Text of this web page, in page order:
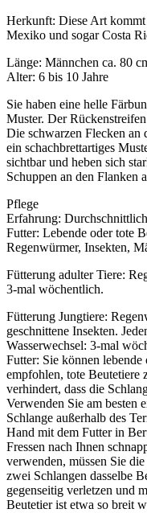
Herkunft: Diese Art
Mexiko und sogar Costa
Länge: Männchen ca. 80
Alter: 6 bis 10 Jahre
Sie haben eine helle
Muster. Der
Die schwarzen Flecken an
ein schachbrettartiges
sichtbar und heben sich
Schuppen an den Flanken
Pflege
Erfahrung:
Futter: Lebende oder tote
Regenwürmer, Insekten,
Fütterung adulter Tiere:
3-mal wöchentlich.
Fütterung Jungtiere:
geschnittene Insekten.
Wasserwechsel: 3-mal
Futter: Sie können
empfohlen, tote Beutetiere
verhindert, dass die
Verwenden Sie am besten
Schlange außerhalb des
Hand mit dem Futter in
Fressen nach Ihnen
verwenden, müssen Sie
zwei Schlangen dasselbe
gegenseitig verletzen und
Beutetier ist etwa so breit